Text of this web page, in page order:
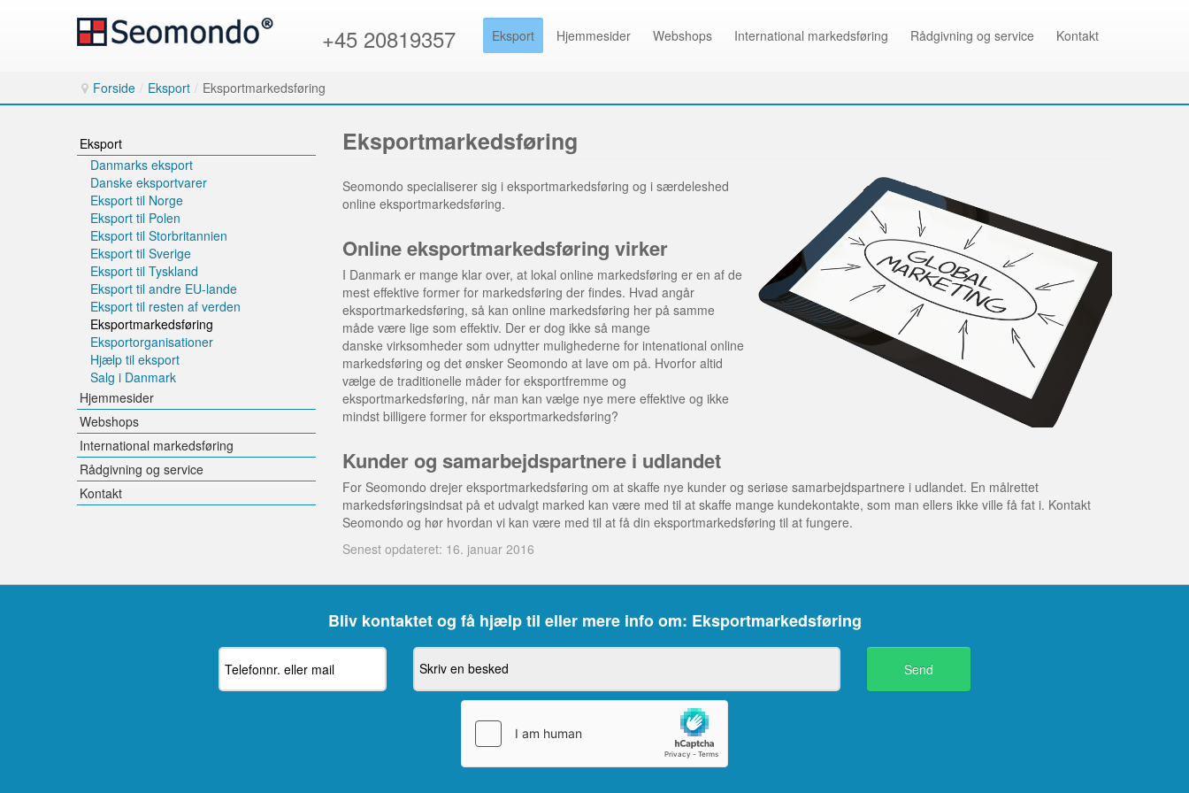
+45 20819357 Eksport Hjemmesider Webshops International markedsføring Rådgivning og service Kontakt
Forside / Eksport / Eksportmarkedsføring
Eksport
Danmarks eksport
Danske eksportvarer
Eksport til Norge
Eksport til Polen
Eksport til Storbritannien
Eksport til Sverige
Eksport til Tyskland
Eksport til andre EU-lande
Eksport til resten af verden
Eksportmarkedsføring
Eksportorganisationer
Hjælp til eksport
Salg i Danmark
Hjemmesider
Webshops
International markedsføring
Rådgivning og service
Kontakt
Eksportmarkedsføring
Seomondo specialiserer sig i eksportmarkedsføring og i særdeleshed
online eksportmarkedsføring.
Online eksportmarkedsføring virker
I Danmark er mange klar over, at lokal online markedsføring er en af de
mest effektive former for markedsføring der findes. Hvad angår
eksportmarkedsføring, så kan online markedsføring her på samme
måde være lige som effektiv. Der er dog ikke så mange
danske virksomheder som udnytter mulighederne for intenational online
markedsføring og det ønsker Seomondo at lave om på. Hvorfor altid
vælge de traditionelle måder for eksportfremme og
eksportmarkedsføring, når man kan vælge nye mere effektive og ikke
mindst billigere former for eksportmarkedsføring?
Kunder og samarbejdspartnere i udlandet
For Seomondo drejer eksportmarkedsføring om at skaffe nye kunder og seriøse samarbejdspartnere i udlandet. En målrettet
markedsføringsindsat på et udvalgt marked kan være med til at skaffe mange kundekontakte, som man ellers ikke ville få fat i. Kontakt
Seomondo og hør hvordan vi kan være med til at få din eksportmarkedsføring til at fungere.
Senest opdateret: 16. januar 2016
Bliv kontaktet og få hjælp til eller mere info om: Eksportmarkedsføring
Send